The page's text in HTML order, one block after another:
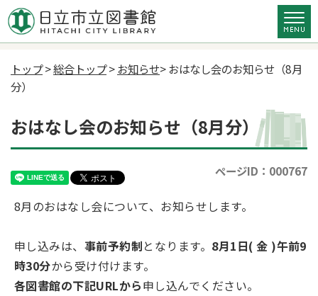
トップ>総合トップ>お知らせ> おはなし会のお知らせ（8月
分）
おはなし会のお知らせ（8月分）
ページID：000767
8月のおはなし会について、お知らせします。
申し込みは、 事前予約制となります。 8月1日( 金 )午前9
時30分から受け付けます。
各図書館の下記URLから申し込んでください。